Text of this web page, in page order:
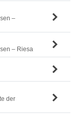
–
– Riesa
der